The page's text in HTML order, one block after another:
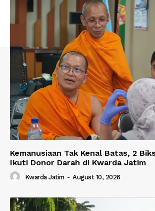
Kemanusiaan Tak Kenal Batas, 2
Ikuti Donor Darah di Kwarda Jatim
Kwarda Jatim - August 10, 2026